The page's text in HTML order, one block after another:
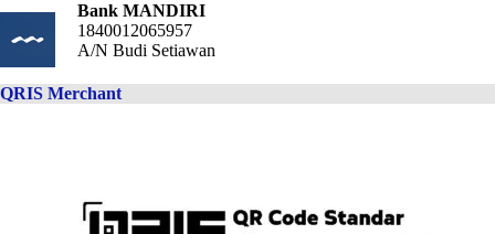
Bank MANDIRI
1840012065957
A/N Budi Setiawan
QRIS Merchant